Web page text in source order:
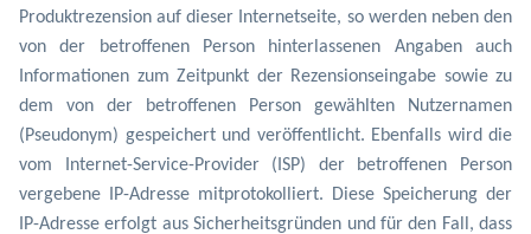
Produktrezension auf dieser Internetseite, so werden neben den
von der betroffenen Person hinterlassenen Angaben auch
Informationen zum Zeitpunkt der Rezensionseingabe sowie zu
dem von der betroffenen Person gewählten Nutzernamen
(Pseudonym) gespeichert und veröffentlicht. Ebenfalls wird die
vom Internet-Service-Provider (ISP) der betroffenen Person
vergebene IP-Adresse mitprotokolliert. Diese Speicherung der
IP-Adresse erfolgt aus Sicherheitsgründen und für den Fall, dass